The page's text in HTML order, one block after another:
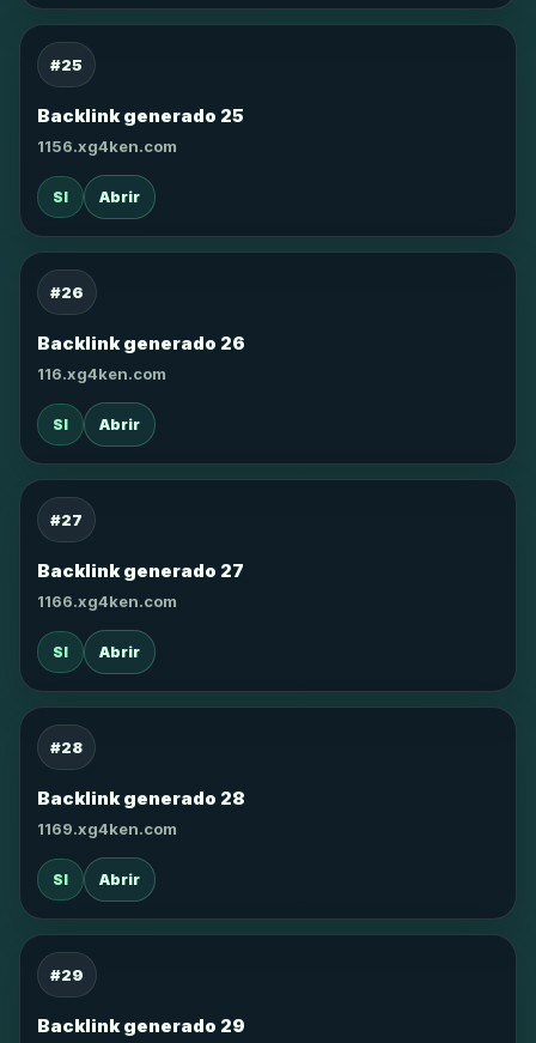
#25
Backlink generado 25
1156.xg4ken.com
SI Abrir
#26
Backlink generado 26
116.xg4ken.com
SI Abrir
#27
Backlink generado 27
1166.xg4ken.com
SI Abrir
#28
Backlink generado 28
1169.xg4ken.com
SI Abrir
#29
Backlink generado 29